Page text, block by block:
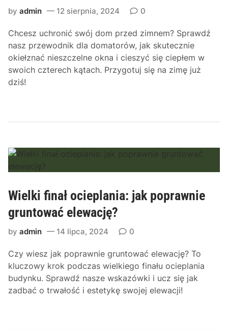
byadmin 12 sierpnia, 2024 0
Chcesz uchronić swój dom przed zimnem? Sprawdź
nasz przewodnik dla domatorów, jak skutecznie
okiełznać nieszczelne okna i cieszyć się ciepłem w
swoich czterech kątach. Przygotuj się na zimę już
dziś!
Wielki finał ocieplania: jak poprawnie
gruntować elewację?
byadmin 14 lipca, 2024 0
Czy wiesz jak poprawnie gruntować elewację? To
kluczowy krok podczas wielkiego finału ocieplania
budynku. Sprawdź nasze wskazówki i ucz się jak
zadbać o trwałość i estetykę swojej elewacji!